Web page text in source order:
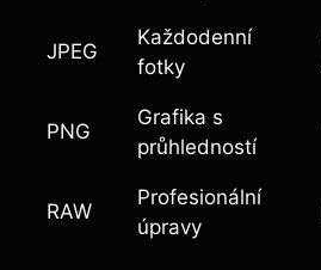
JPEG
Každodenní
⁣fotky
PNG
Grafika s
průhledností
RAW
Profesionální
úpravy